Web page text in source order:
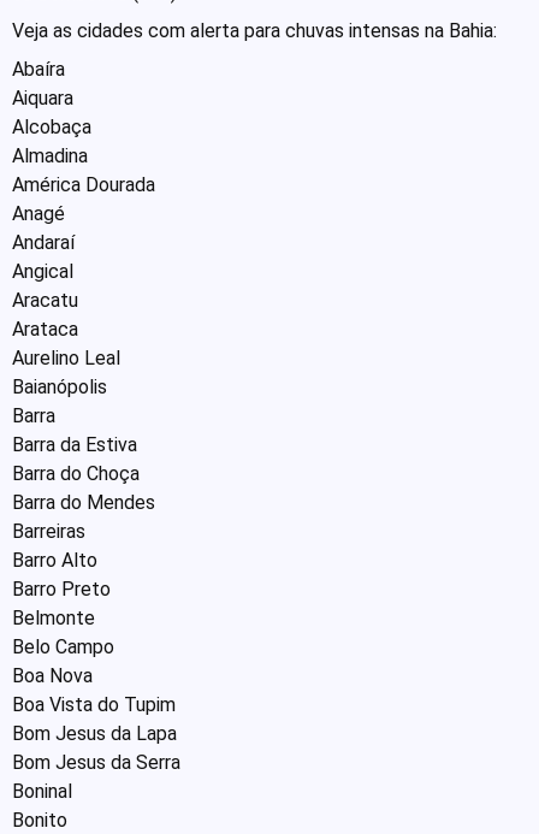
Veja as cidades com alerta para chuvas intensas na Bahia:
Abaíra
Aiquara
Alcobaça
Almadina
América Dourada
Anagé
Andaraí
Angical
Aracatu
Arataca
Aurelino Leal
Baianópolis
Barra
Barra da Estiva
Barra do Choça
Barra do Mendes
Barreiras
Barro Alto
Barro Preto
Belmonte
Belo Campo
Boa Nova
Boa Vista do Tupim
Bom Jesus da Lapa
Bom Jesus da Serra
Boninal
Bonito